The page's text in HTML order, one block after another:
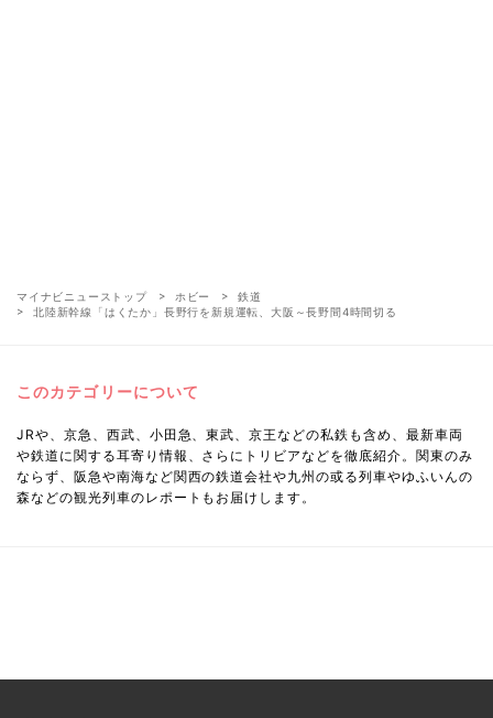
マイナビニューストップ ホビー
鉄道
北陸新幹線「はくたか」長野行を新規運転、大阪～長野間4時間切る
このカテゴリーについて
JRや、京急、西武、小田急、東武、京王などの私鉄も含め、最新車両
や鉄道に関する耳寄り情報、さらにトリビアなどを徹底紹介。関東のみ
ならず、阪急や南海など関西の鉄道会社や九州の或る列車やゆふいんの
森などの観光列車のレポートもお届けします。